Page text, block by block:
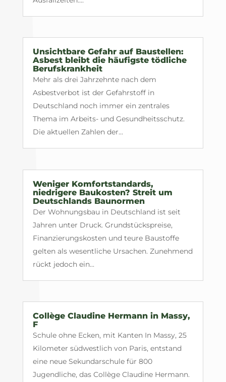
Unsichtbare Gefahr auf Baustellen:
Asbest bleibt die häufigste tödliche
Berufskrankheit
Mehr als drei Jahrzehnte nach dem
Asbestverbot ist der Gefahrstoff in
Deutschland noch immer ein zentrales
Thema im Arbeits- und Gesundheitsschutz.
Die aktuellen Zahlen der...
Weniger Komfortstandards,
niedrigere Baukosten? Streit um
Deutschlands Baunormen
Der Wohnungsbau in Deutschland ist seit
Jahren unter Druck. Grundstückspreise,
Finanzierungskosten und teure Baustoffe
gelten als wesentliche Ursachen. Zunehmend
rückt jedoch ein...
Collège Claudine Hermann in Massy,
F
Schule ohne Ecken, mit Kanten In Massy, 25
Kilometer südwestlich von Paris, entstand
eine neue Sekundarschule für 800
Jugendliche, das Collège Claudine Hermann.